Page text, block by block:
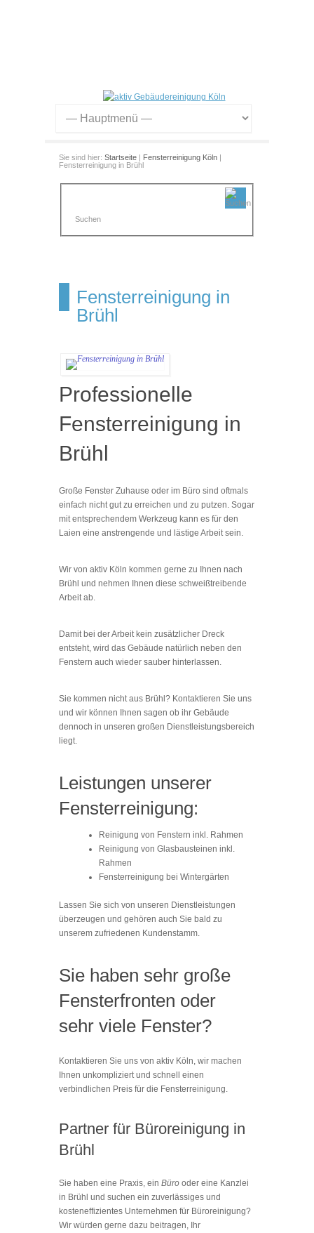
Sie sind hier: Startseite | Fensterreinigung Köln |
Fensterreinigung in Brühl
Fensterreinigung in
Brühl
Professionelle
Fensterreinigung in
Brühl
Große Fenster Zuhause oder im Büro sind oftmals
einfach nicht gut zu erreichen und zu putzen. Sogar
mit entsprechendem Werkzeug kann es für den
Laien eine anstrengende und lästige Arbeit sein.
Wir von aktiv Köln kommen gerne zu Ihnen nach
Brühl und nehmen Ihnen diese schweißtreibende
Arbeit ab.
Damit bei der Arbeit kein zusätzlicher Dreck
entsteht, wird das Gebäude natürlich neben den
Fenstern auch wieder sauber hinterlassen.
Sie kommen nicht aus Brühl? Kontaktieren Sie uns
und wir können Ihnen sagen ob ihr Gebäude
dennoch in unseren großen Dienstleistungsbereich
liegt.
Leistungen unserer
Fensterreinigung:
Reinigung von Fenstern inkl. Rahmen
Reinigung von Glasbausteinen inkl.
Rahmen
Fensterreinigung bei Wintergärten
Lassen Sie sich von unseren Dienstleistungen
überzeugen und gehören auch Sie bald zu
unserem zufriedenen Kundenstamm.
Sie haben sehr große
Fensterfronten oder
sehr viele Fenster?
Kontaktieren Sie uns von aktiv Köln, wir machen
Ihnen unkompliziert und schnell einen
verbindlichen Preis für die Fensterreinigung.
Partner für Büroreinigung in
Brühl
Sie haben eine Praxis, ein Büro oder eine Kanzlei
in Brühl und suchen ein zuverlässiges und
kosteneffizientes Unternehmen für Büroreinigung?
Wir würden gerne dazu beitragen, Ihr